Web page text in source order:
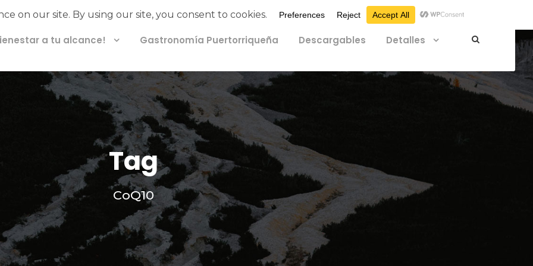
a tu alcance! Gastronomía Puertorriqueña Descargables Detalles
Tag
CoQ10